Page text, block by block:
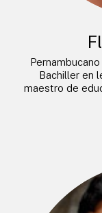
Bachiller en
maestro de